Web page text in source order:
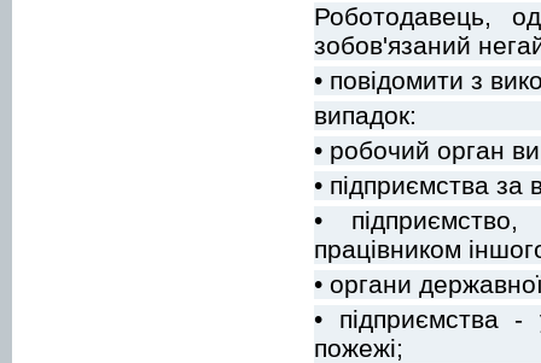
Роботодавець,
зобов'язаний
• повідомити з
випадок:
• робочий орган
• підприємства
•
працівником
• органи
• підприємства
пожежі;